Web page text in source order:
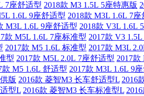
7座舒适型 2018款 M3 1.5L 5座特惠版
1.6L 9座舒适型 2018款 M3L 1.6L 7座
M3L 1.6L 9座舒适型 2018款 V3L 1.6L
款 M5L 1.6L 7座标准型 2017款 V3
2017款 M5 1.6L 标准型 2017款 M3L
型 2017款 M5L 2.0L 7座舒适型 2017款
款 M5 1.6L 舒适型 2017款 M3L 1.6L 9
版 2016款 菱智M3 长车舒适型L 2016
型L 2016款 菱智M3 长车标准型L